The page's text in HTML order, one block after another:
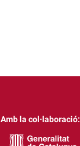
Amb la col·laboració: